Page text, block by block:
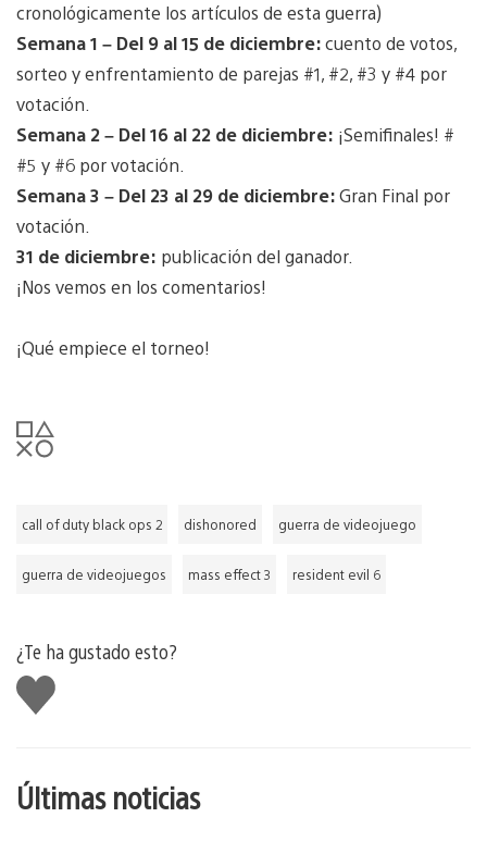
cronológicamente los artículos de esta guerra)
Semana 1 – Del 9 al 15 de diciembre:cuento de votos,
sorteo y enfrentamiento de parejas #1, #2, #3 y #4 por
votación.
Semana 2 – Del 16 al 22 de diciembre: ¡Semifinales! #
#5 y #6 por votación.
Semana 3 – Del 23 al 29 de diciembre:Gran Final por
votación.
31 de diciembre: publicación del ganador.
¡Nos vemos en los comentarios!
¡Qué empiece el torneo!
call of duty black ops 2 dishonored guerra de videojuego
guerra de videojuegos mass effect 3 resident evil 6
¿Te ha gustado esto?
Me
gusta
Últimas noticias